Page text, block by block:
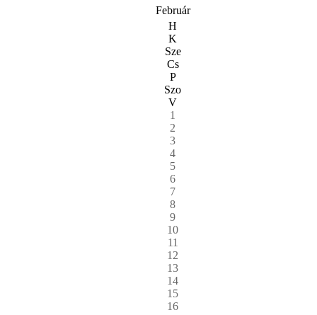
Február
H
K
Sze
Cs
P
Szo
V
1
2
3
4
5
6
7
8
9
10
11
12
13
14
15
16